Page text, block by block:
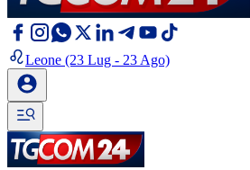
Leone (23 Lug - 23 Ago)